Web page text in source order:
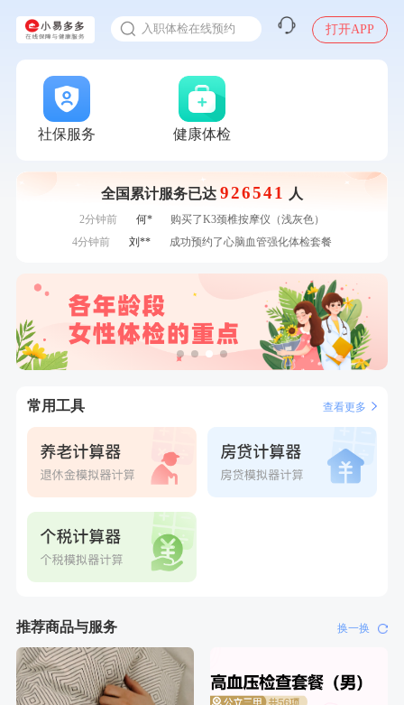
入职体检在线预约
打开APP
社保服务 健康体检
全国累计服务已达 926541 人
7分钟前 江**
成功预约了女性VIP体检套餐
7分钟前
柯**
成功预约了关怀老人B套餐
刚刚
赵*
购买了油米有福B款
购买了油米有福B款
购买了中粮可益康红豆薏米粉500g
刚刚
购买了中粮可益康红豆薏米粉500g
2分钟前
熊**
购买了时尚羽毛球套装ES-YM601
2分钟前
何*
购买了K3颈椎按摩仪（浅灰色）
4分钟前
刘**
成功预约了心脑血管强化体检套餐
购买了宁安堡新疆无核红枣干150g*2
6分钟前
周**
购买了BP3颈椎热敷枕
7分钟前
江**
成功预约了女性VIP体检套餐
成功预约了关怀老人B套餐
常用工具 查看更多
推荐商品与服务 换一换